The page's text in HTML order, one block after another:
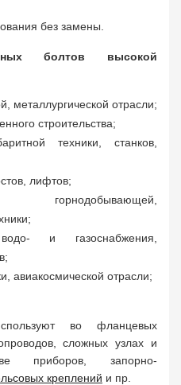
без замены.
болтов высокой
металлургической отрасли;
строительства;
техники, станков,
лифтов;
и газоснабжения,
авиакосмической отрасли;
во фланцевых
сложных узлах и
приборов, запорно-
креплений и пр.